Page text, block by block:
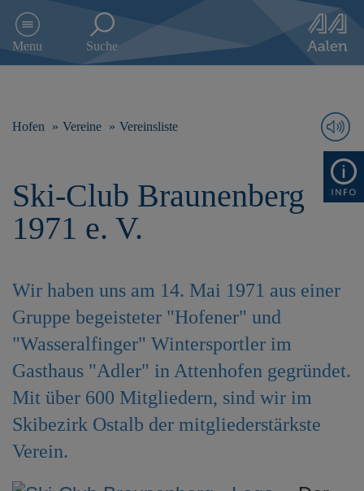
e
Menu Suche
Hofen Vereine Vereinsliste
Ski-Club Braunenberg
1971 e. V.
Wir haben uns am 14. Mai 1971 aus einer
Gruppe begeisteter "Hofener" und
"Wasseralfinger" Wintersportler im
Gasthaus "Adler" in Attenhofen gegründet.
Mit über 600 Mitgliedern, sind wir im
Skibezirk Ostalb der mitgliederstärkste
Verein.